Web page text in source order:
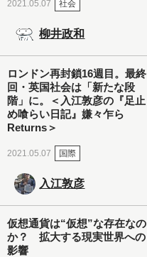
2021.05.07 社会
柳井政和
ロンドン再封鎖16週目。最終
回・英国社会は「新たな段
階」に。＜入江敦彦の『足止
め喰らい日記』嫌々乍ら
Returns＞
2021.05.07 国際
入江敦彦
仮想通貨は“仮想”な存在なの
か？ 拡大する現実世界への
影響